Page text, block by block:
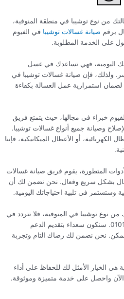
من نوع توشيبا في منطقة المنوفية،
برقم صيانة غسالات توشيبا في الفيوم
اليومية، فهي تساعدك في غسل
ولذلك، فإن صيانة غسالات توشيبا في
لضمان استمرارية عمل الغسالة بكفاءة
خبراء في مجالها، حيث يتمتع فريق
لإصلاح وصيانة جميع أنواع غسالات توشيبا.
أو الأعطال الميكانيكية، فإننا
المتطورة، يقوم فريق صيانة غسالات
بشكل سريع وفعال. نحن نضمن لك أن
وستستمر في تلبية احتياجاتك اليومية.
نوع توشيبا في المنوفية، فلا تتردد في
الاتصال بنا على الرقم 01010271510. سنكون سعداء بتقديم الدعم
نحن نضمن لك رضاك التام وتجربة
هي الخيار الأمثل لك للحفاظ على أداء
الآن واحصل على خدمة متميزة وموثوقة.